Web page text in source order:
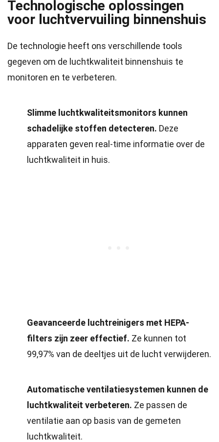
Technologische oplossingen
voor luchtvervuiling binnenshuis
De technologie heeft ons verschillende tools
gegeven om de luchtkwaliteit binnenshuis te
monitoren en te verbeteren.
Slimme luchtkwaliteitsmonitors kunnen
schadelijke stoffen detecteren. Deze
apparaten geven real-time informatie over de
luchtkwaliteit in huis.
Geavanceerde luchtreinigers met HEPA-
filters zijn zeer effectief. Ze kunnen tot
99,97% van de deeltjes uit de lucht verwijderen.
Automatische ventilatiesystemen kunnen de
luchtkwaliteit verbeteren. Ze passen de
ventilatie aan op basis van de gemeten
luchtkwaliteit.